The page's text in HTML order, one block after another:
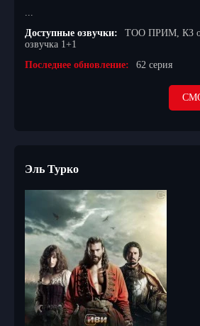
...
Доступные озвучки:
ТОО ПРИМ, КЗ
озвучка 1+1
Последнее обновление:
62 серия
Эль Турко